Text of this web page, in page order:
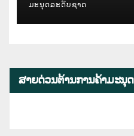
ມະນຸດລະດັບຊາດ
ສາຍດ່ວນຕ້ານການຄ້າມະນຸດ